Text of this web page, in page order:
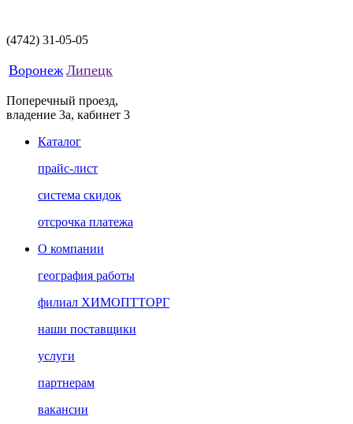
(4742) 31-05-05
Воронеж Липецк
Поперечный проезд,
владение 3а, кабинет 3
Каталог
прайс-лист
система скидок
отсрочка платежа
О компании
география работы
филиал ХИМОПТТОРГ
наши поставщики
услуги
партнерам
вакансии